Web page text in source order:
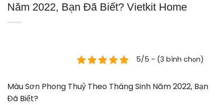
Năm 2022, Bạn Đã Biết? Vietkit Home
5/5 - (3 bình chọn)
Màu Sơn Phong Thuỷ Theo Tháng Sinh Năm 2022, Bạn
Đã Biết?